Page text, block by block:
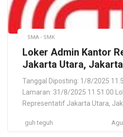
SMA - SMK
Loker Admin Kantor
Jakarta Utara,
Langsung (pengadaan
maintanance, repair
(MRO))
Tanggal Diposting: 1/8/2025
Lamaran: 31/8/2025 11.51.00
Representatif Jakarta Utara,
repair dan overhoul (MRO)) CV
guh teguh